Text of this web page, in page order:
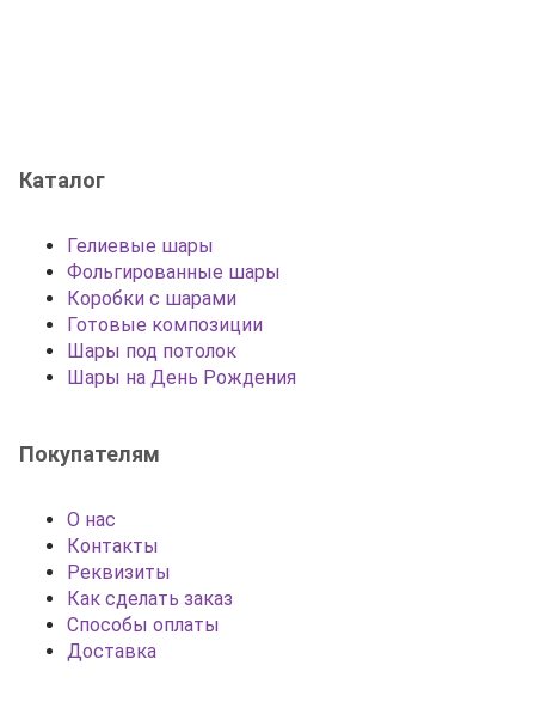
Каталог
Гелиевые шары
Фольгированные шары
Коробки с шарами
Готовые композиции
Шары под потолок
Шары на День Рождения
Покупателям
О нас
Контакты
Реквизиты
Как сделать заказ
Способы оплаты
Доставка